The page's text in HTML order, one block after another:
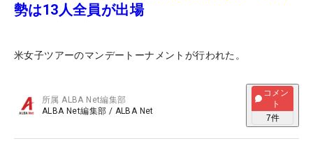
勢は13人全員が出場
米女子ツアーのマンデートーナメントが行われた。
所属ALBA Net編集部
ALBA Net編集部 / ALBA Net
コメン
ト
7件